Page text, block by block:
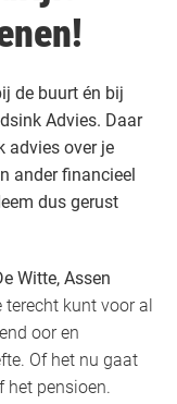
de buurt én bij
Advies. Daar
advies over je
ander financieel
dus gerust
Witte, Assen
kunt voor al
oor en
Of het nu gaat
het pensioen.